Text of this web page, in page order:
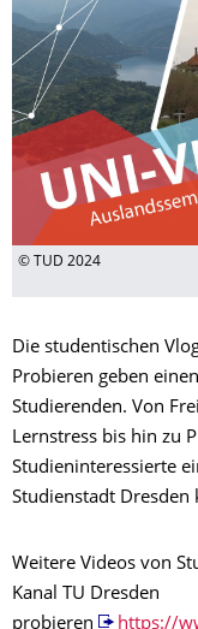
© TUD 2024
Die studentischen
Probieren geben
Studierenden. Von
Lernstress bis hin zu
Studieninteressierte
Studienstadt Dresden
Weitere Videos von
Kanal TU Dresden
probieren
https://